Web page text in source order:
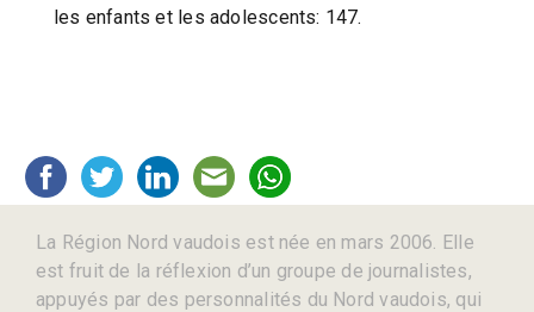
les enfants et les adolescents: 147.
La Région Nord vaudois est née en mars 2006. Elle
est fruit de la réflexion d’un groupe de journalistes,
appuyés par des personnalités du Nord vaudois, qui